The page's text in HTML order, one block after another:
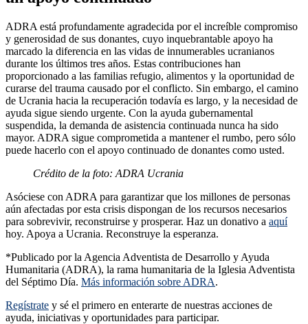
ADRA está profundamente agradecida por el increíble compromiso
y generosidad de sus donantes, cuyo inquebrantable apoyo ha
marcado la diferencia en las vidas de innumerables ucranianos
durante los últimos tres años. Estas contribuciones han
proporcionado a las familias refugio, alimentos y la oportunidad de
curarse del trauma causado por el conflicto. Sin embargo, el camino
de Ucrania hacia la recuperación todavía es largo, y la necesidad de
ayuda sigue siendo urgente. Con la ayuda gubernamental
suspendida, la demanda de asistencia continuada nunca ha sido
mayor. ADRA sigue comprometida a mantener el rumbo, pero sólo
puede hacerlo con el apoyo continuado de donantes como usted.
Crédito de la foto: ADRA Ucrania
Asóciese con ADRA para garantizar que los millones de personas
aún afectadas por esta crisis dispongan de los recursos necesarios
para sobrevivir, reconstruirse y prosperar. Haz un donativo a aquí
hoy. Apoya a Ucrania. Reconstruye la esperanza.
*Publicado por la Agencia Adventista de Desarrollo y Ayuda
Humanitaria (ADRA), la rama humanitaria de la Iglesia Adventista
del Séptimo Día. Más información sobre ADRA.
Regístrate y sé el primero en enterarte de nuestras acciones de
ayuda, iniciativas y oportunidades para participar.